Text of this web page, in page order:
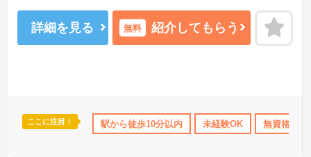
日勤のみ 年間休日110日以上 産休･育休･介護休暇取得実績
詳細を見る 無料 紹介してもらう
ここに注目！ 駅から徒歩10分以内 未経験OK 無資格OK